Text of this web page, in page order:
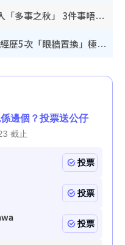
立秋2026｜8月7日立秋進入「多事之秋」 3件事唔做得！專家教6招開運 清枱頭／銀包納氣接好運
颱風白海豚料周日襲浙江！經歷5次「眼牆置換」極罕見 成登陸內地最長途颱風